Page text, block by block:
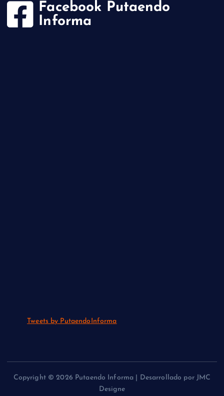
Facebook Putaendo
Informa
Tweets by PutaendoInforma
Copyright © 2026 Putaendo Informa | Desarrollado por JMC
Designe